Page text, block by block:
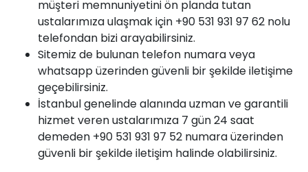
müşteri memnuniyetini ön planda tutan
ustalarımıza ulaşmak için +90 531 931 97 62 nolu
telefondan bizi arayabilirsiniz.
Sitemiz de bulunan telefon numara veya
whatsapp üzerinden güvenli bir şekilde iletişime
geçebilirsiniz.
İstanbul genelinde alanında uzman ve garantili
hizmet veren ustalarımıza 7 gün 24 saat
demeden +90 531 931 97 52 numara üzerinden
güvenli bir şekilde iletişim halinde olabilirsiniz.